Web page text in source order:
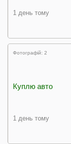
1 день тому
Фотографій: 2
Куплю авто
1 день тому